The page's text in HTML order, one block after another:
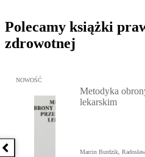
Polecamy książki
zdrowotnej
Poprzednia książka
Przejdź do: Metodyka obrony
NOWOŚĆ
Metodyka
lekarskim
Marcin Burdzik,